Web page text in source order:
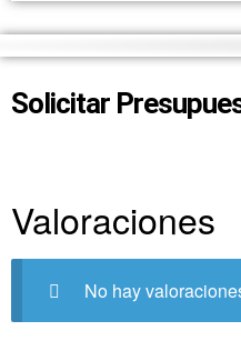
Solicitar
Valoraciones
No hay